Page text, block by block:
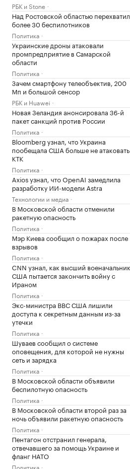
РБК и Stone
Над Ростовской областью
более 30 беспилотников
Политика
Украинские дроны атаковали
промпредприятие в Самарской
области
Политика
Зачем смартфону телеобъектив, 200
Мп и большой сенсор
РБК и Huawei
Новая Зеландия анонсировала 36-й
пакет санкций против России
Политика
Bloomberg узнал, что Украина
пообещала США больше не атаковать
КТК
Политика
Axios узнал, что OpenAI замедлила
разработку ИИ-модели Astra
Технологии и медиа
В Московской области отменили
ракетную опасность
Политика
Мэр Киева сообщил о пожарах после
взрывов
Политика
CNN узнал, как высший военачальник
США пытается закончить войну с
Ираном
Политика
Экс-министра ВВС США лишили
доступа к секретным данным из-за
утечки
Политика
Шуваев сообщил о системе
оповещения, для которой не нужны
сеть и зарядка
Политика
В Московской области объявили
беспилотную опасность
Политика
В Московской области второй раз за
ночь объявили ракетную опасность
Политика
Пентагон отстранил генерала,
отвечавшего за помощь Украине и
фланг НАТО
Политика